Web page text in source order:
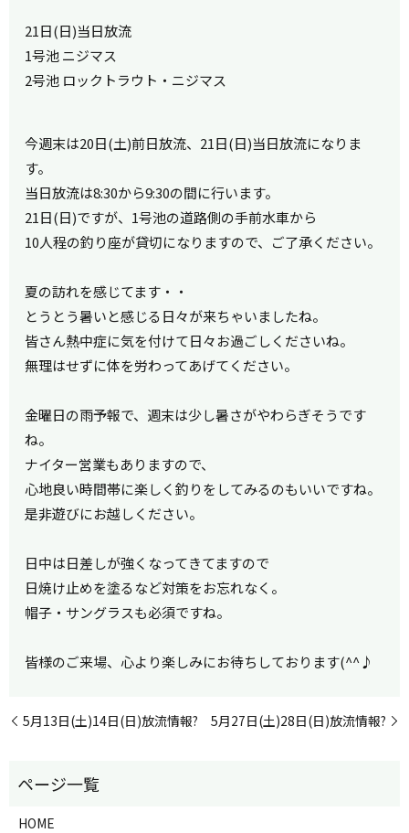
21日(日)当日放流
1号池 ニジマス
2号池 ロックトラウト・ニジマス
今週末は20日(土)前日放流、21日(日)当日放流になりま
す。
当日放流は8:30から9:30の間に行います。
21日(日)ですが、1号池の道路側の手前水車から
10人程の釣り座が貸切になりますので、ご了承ください。
夏の訪れを感じてます・・
とうとう暑いと感じる日々が来ちゃいましたね。
皆さん熱中症に気を付けて日々お過ごしくださいね。
無理はせずに体を労わってあげてください。
金曜日の雨予報で、週末は少し暑さがやわらぎそうです
ね。
ナイター営業もありますので、
心地良い時間帯に楽しく釣りをしてみるのもいいですね。
是非遊びにお越しください。
日中は日差しが強くなってきてますので
日焼け止めを塗るなど対策をお忘れなく。
帽子・サングラスも必須ですね。
皆様のご来場、心より楽しみにお待ちしております(^^♪
5月13日(土)14日(日)放流情報? 5月27日(土)28日(日)放流情報?
HOME